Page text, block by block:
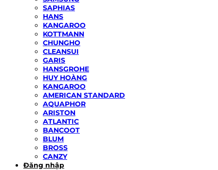
SAPHIAS
HANS
KANGAROO
KOTTMANN
CHUNGHO
CLEANSUI
GARIS
HANSGROHE
HUY HOÀNG
KANGAROO
AMERICAN STANDARD
AQUAPHOR
ARISTON
ATLANTIC
BANCOOT
BLUM
BROSS
CANZY
Đăng nhập